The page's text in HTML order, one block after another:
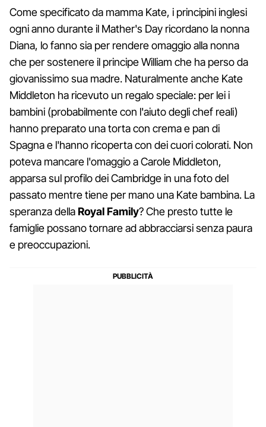
Come specificato da mamma Kate, i principini inglesi
ogni anno durante il Mather's Day ricordano la nonna
Diana, lo fanno sia per rendere omaggio alla nonna
che per sostenere il principe William che ha perso da
giovanissimo sua madre. Naturalmente anche Kate
Middleton ha ricevuto un regalo speciale: per lei i
bambini (probabilmente con l'aiuto degli chef reali)
hanno preparato una torta con crema e pan di
Spagna e l'hanno ricoperta con dei cuori colorati. Non
poteva mancare l'omaggio a Carole Middleton,
apparsa sul profilo dei Cambridge in una foto del
passato mentre tiene per mano una Kate bambina. La
speranza dellaRoyal Family? Che presto tutte le
famiglie possano tornare ad abbracciarsi senza paura
e preoccupazioni.